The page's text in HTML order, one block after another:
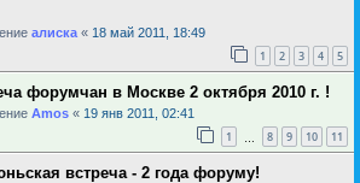
алиска « 18 май 2011, 18:49
1 2 3 4 5
форумчан в Москве 2 октября 2010 г. !
Amos « 19 янв 2011, 02:41
1 8 9 10 11
встреча - 2 года форуму!